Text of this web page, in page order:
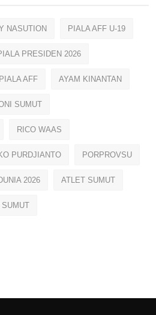
NASUTION PIALA AFF U-19
PRESIDEN 2026
PIALA AFF AYAM KINANTAN
SUMUT
RICO WAAS
PURDJIANTO PORPROVSU
2026 ATLET SUMUT